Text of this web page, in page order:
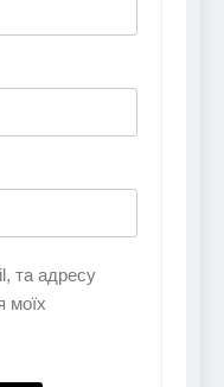
та адресу
моїх